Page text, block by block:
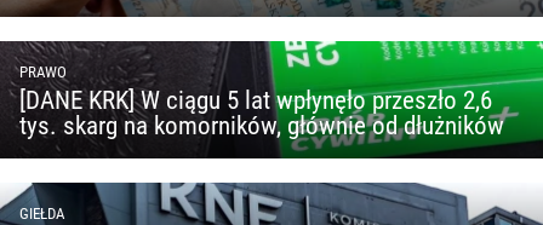
PRAWO
[DANE KRK] W ciągu 5 lat wpłynęło przeszło 2,6
tys. skarg na komorników, głównie od dłużników
GIEŁDA